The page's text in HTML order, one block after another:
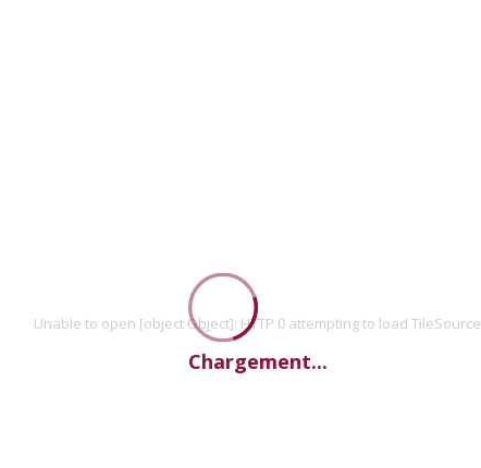
Unable to open [object Object]: HTTP 0 attempting to load TileSource
Chargement...